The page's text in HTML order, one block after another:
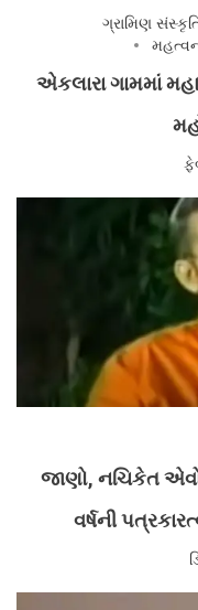
ગ્રામિણ
એકલારા ગામમાં
જાણો, નચિકેત
વર્ષની